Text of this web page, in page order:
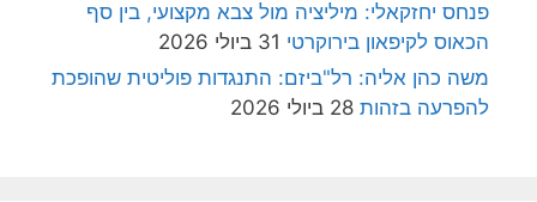
פנחס יחזקאלי: מיליציה מול צבא מקצועי, בין סף
הכאוס לקיפאון בירוקרטי 31 ביולי 2026
משה כהן אליה: רל"ביזם: התנגדות פוליטית שהופכת
להפרעה בזהות 28 ביולי 2026